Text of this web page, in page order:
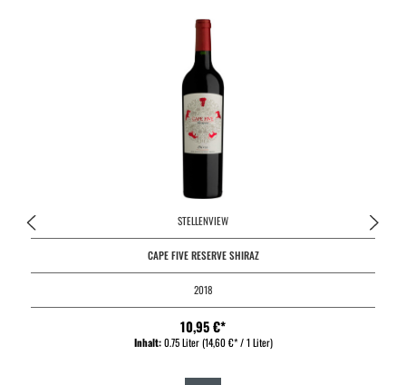
STELLENVIEW
CAPE FIVE RESERVE SHIRAZ
2018
10,95 €*
Inhalt:0.75 Liter(14,60 €* / 1 Liter)